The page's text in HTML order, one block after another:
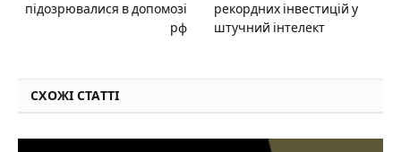
підозрювалися в допомозі
рф
рекордних інвестицій у
штучний інтелект
СХОЖІ СТАТТІ